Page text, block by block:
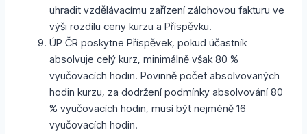
uhradit vzdělávacímu zařízení zálohovou fakturu ve
výši rozdílu ceny kurzu a Příspěvku.
ÚP ČR poskytne Příspěvek, pokud účastník
absolvuje celý kurz, minimálně však 80 %
vyučovacích hodin. Povinně počet absolvovaných
hodin kurzu, za dodržení podmínky absolvování 80
% vyučovacích hodin, musí být nejméně 16
vyučovacích hodin.